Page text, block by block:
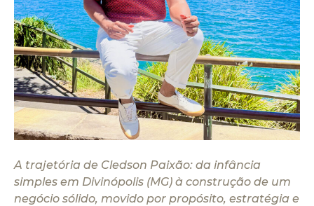
A trajetória de Cledson Paixão: da infância
simples em Divinópolis (MG) à construção de um
negócio sólido, movido por propósito, estratégia e